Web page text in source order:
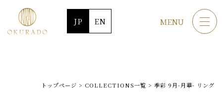
JP EN MENU
トップページ > COLLECTIONS一覧 > 季彩 9月-月華- リング